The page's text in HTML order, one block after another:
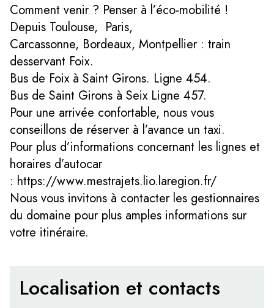
Comment venir ? Penser à l’éco-mobilité !
Depuis Toulouse, Paris,
Carcassonne, Bordeaux, Montpellier : train
desservant Foix.
Bus de Foix à Saint Girons. Ligne 454.
Bus de Saint Girons à Seix Ligne 457.
Pour une arrivée confortable, nous vous
conseillons de réserver à l’avance un taxi.
Pour plus d’informations concernant les lignes et
horaires d’autocar
: https://www.mestrajets.lio.laregion.fr/
Nous vous invitons à contacter les gestionnaires
du domaine pour plus amples informations sur
votre itinéraire.
Localisation et contacts